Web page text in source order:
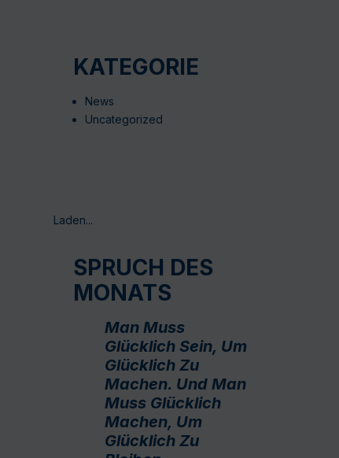
KATEGORIE
News
Uncategorized
Laden...
SPRUCH DES
MONATS
Man Muss
Glücklich Sein, Um
Glücklich Zu
Machen. Und Man
Muss Glücklich
Machen, Um
Glücklich Zu